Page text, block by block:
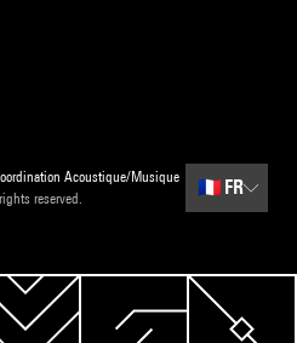
Acoustique/Musique
reserved.
🇫🇷 FR